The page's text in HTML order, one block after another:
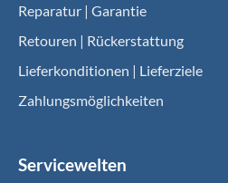
Reparatur | Garantie
Retouren | Rückerstattung
Lieferkonditionen | Lieferziele
Zahlungsmöglichkeiten
Servicewelten